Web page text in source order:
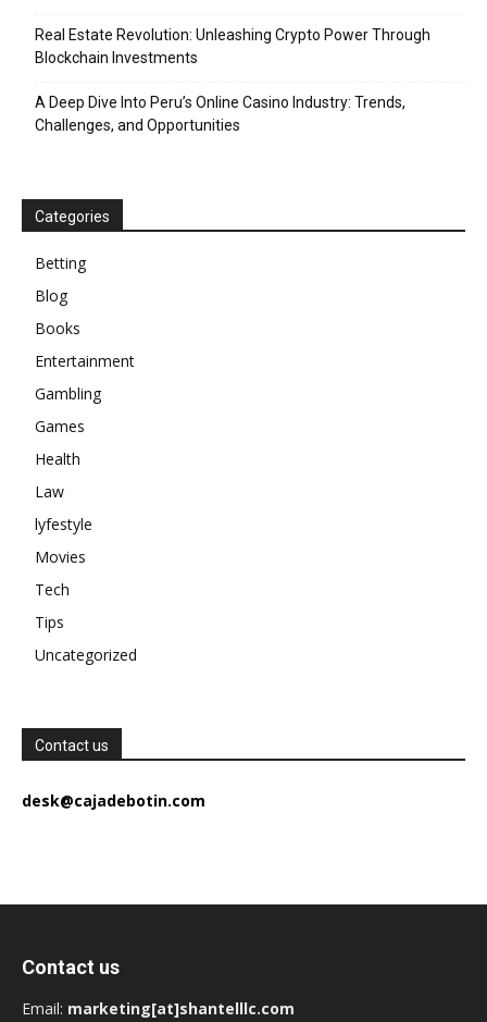
Real Estate Revolution: Unleashing Crypto Power Through
Blockchain Investments
A Deep Dive Into Peru’s Online Casino Industry: Trends,
Challenges, and Opportunities
Categories
Betting
Blog
Books
Entertainment
Gambling
Games
Health
Law
lyfestyle
Movies
Tech
Tips
Uncategorized
Contact us
desk@cajadebotin.com
Contact us
Email: marketing[at]shantelllc.com